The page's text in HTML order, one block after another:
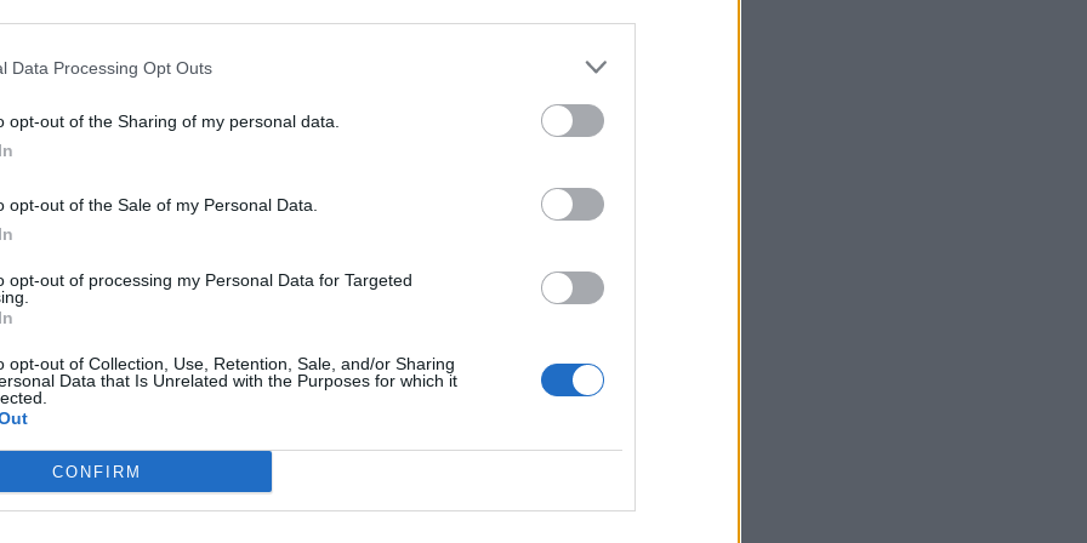
Data Processing Opt Outs
opt-out of the Sharing of my personal data.
opt-out of the Sale of my Personal Data.
opt-out of processing my Personal Data for Targeted
opt-out of Collection, Use, Retention, Sale, and/or Sharing
Data that Is Unrelated with the Purposes for which it
CONFIRM
τη Ζίγκμπουργκερ με 4-0, στο τρίτο και τελευταίο φιλικό
επί γερμανικού εδάφους.
2022 14:15
Το Σάββατο παίζουμε μπάλα για τον
Πέτρο Κωστάκο, στο Ξηροκάμπι
αγώνας μνήμης και τιμής για τον Πέτρο Κωστάκο, το Σάββατο
στο Ξηροκάμπι
2022 09:22